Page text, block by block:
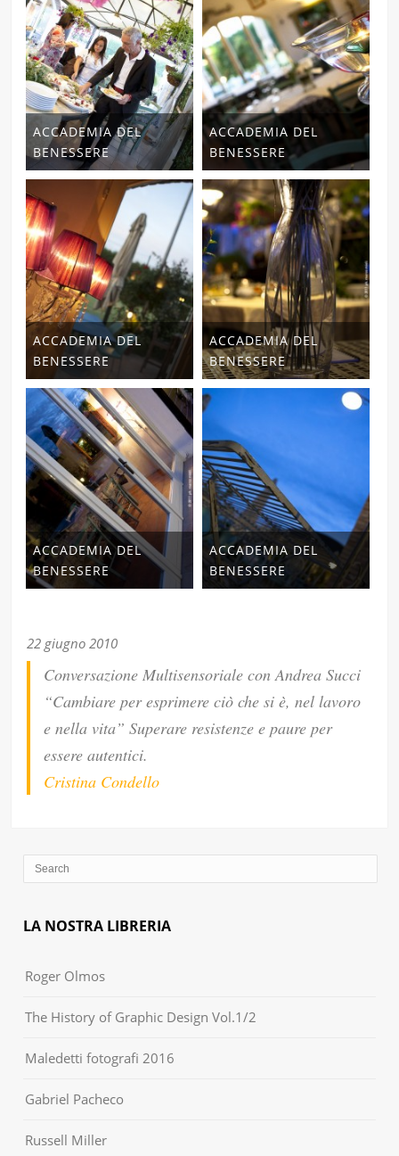
ACCADEMIA DEL
BENESSERE
ACCADEMIA DEL
BENESSERE
ACCADEMIA DEL
BENESSERE
ACCADEMIA DEL
BENESSERE
ACCADEMIA DEL
BENESSERE
ACCADEMIA DEL
BENESSERE
22 giugno 2010
Conversazione Multisensoriale con Andrea Succi
“Cambiare per esprimere ciò che si è, nel lavoro
e nella vita” Superare resistenze e paure per
essere autentici.
Cristina Condello
LA NOSTRA LIBRERIA
Roger Olmos
The History of Graphic Design Vol.1/2
Maledetti fotografi 2016
Gabriel Pacheco
Russell Miller